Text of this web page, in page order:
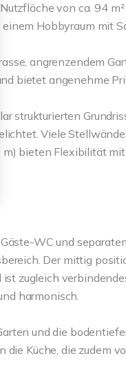
von ca. 94
Hobbyraum mit
angrenzendem
bietet angenehme
strukturierten
Viele
m) bieten Flexibilität
WC und
Der mittig
zugleich
harmonisch.
und die
Küche, die zudem